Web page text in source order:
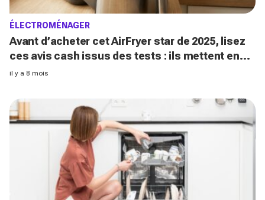
ÉLECTROMÉNAGER
Avant d’acheter cet AirFryer star de 2025, lisez
ces avis cash issus des tests : ils mettent en
lumière un détail surprenant
il y a 8 mois